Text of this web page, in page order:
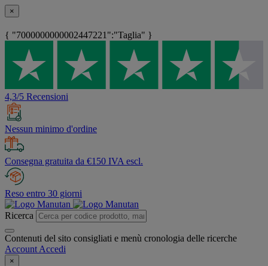
×
{ "7000000000002447221":"Taglia" }
4,3/5 Recensioni
Nessun minimo d'ordine
Consegna gratuita da €150 IVA escl.
Reso entro 30 giorni
Ricerca
Contenuti del sito consigliati e menù cronologia delle ricerche
Account Accedi
×